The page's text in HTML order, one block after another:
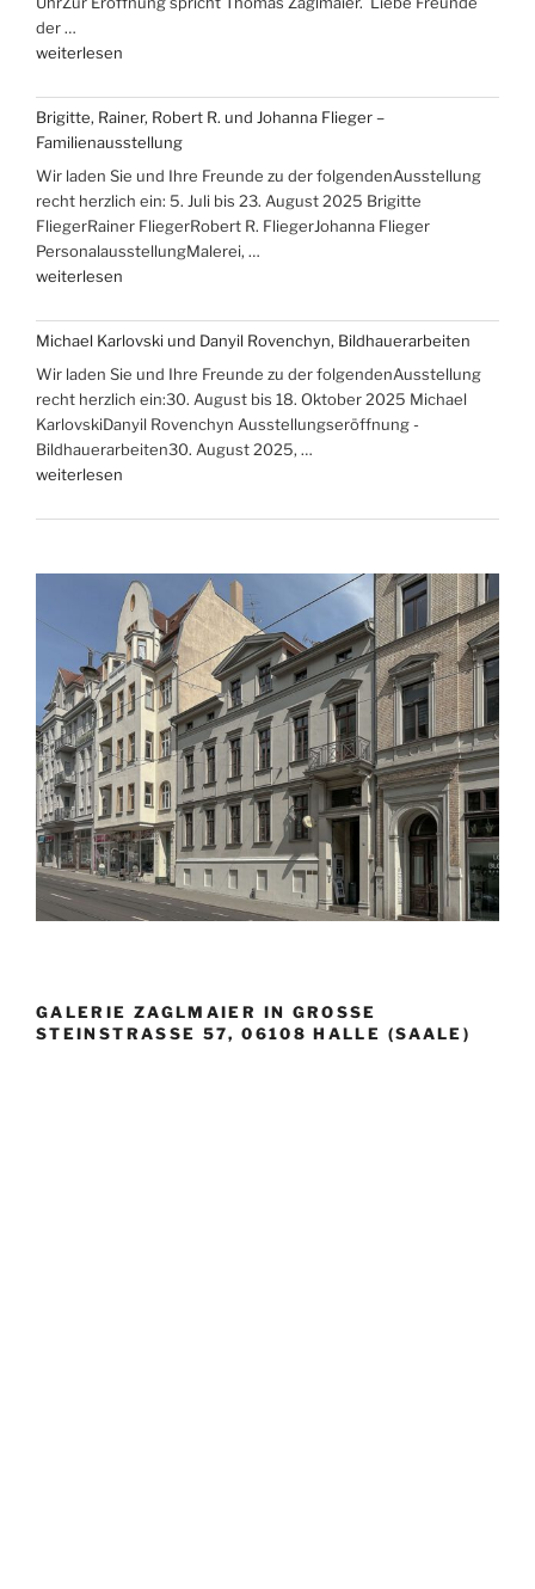
der …
„Ausstellungen
Hans-
Christoph
Rackwitz
und
Christine
Rammelt-
Hadelich“
weiterlesen
Brigitte, Rainer, Robert R. und Johanna Flieger –
Familienausstellung
Wir laden Sie und Ihre Freunde zu der folgendenAusstellung
recht herzlich ein: 5. Juli bis 23. August 2025 Brigitte
FliegerRainer FliegerRobert R. FliegerJohanna Flieger
PersonalausstellungMalerei, …
„Brigitte,
Robert
R.
und
Johanna
Flieger
–
Familienausstellung“
weiterlesen
Michael Karlovski und Danyil Rovenchyn, Bildhauerarbeiten
Wir laden Sie und Ihre Freunde zu der folgendenAusstellung
recht herzlich ein:30. August bis 18. Oktober 2025 Michael
KarlovskiDanyil Rovenchyn Ausstellungseröffnung -
Bildhauerarbeiten30. August 2025, …
„Michael
und
Rovenchyn,
Bildhauerarbeiten“
weiterlesen
GALERIE ZAGLMAIER IN GROSSE S
TEINSTRASSE 57, 06108 HALLE (SAALE)